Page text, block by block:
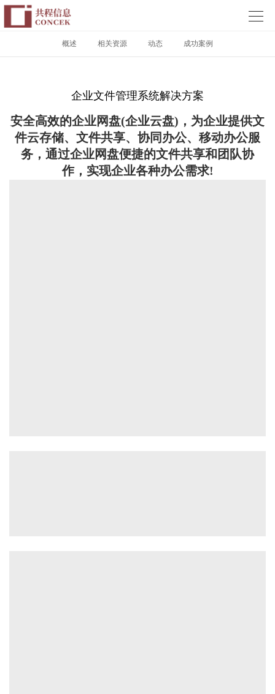

概述 相关资源 动态 成功案例
企业文件管理系统解决方案
安全高效的企业网盘(企业云盘)，为企业提供文
件云存储、文件共享、协同办公、移动办公服
务，通过企业网盘便捷的文件共享和团队协
作，实现企业各种办公需求!